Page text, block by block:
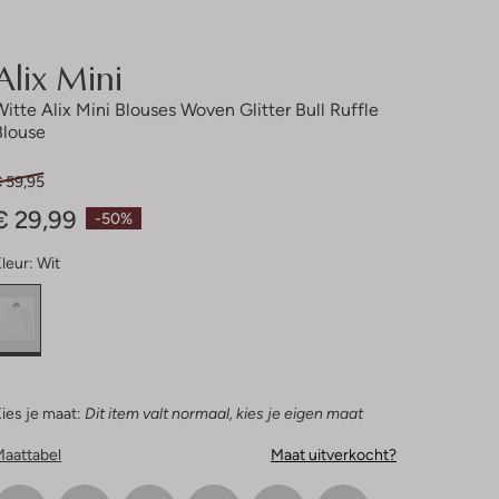
Mini
Alix Mini Blouses Woven Glitter Bull Ruffle
-50%
59,95
29,99
Wit
je maat: Dit item valt normaal, kies je eigen maat
Maat uitverkocht?